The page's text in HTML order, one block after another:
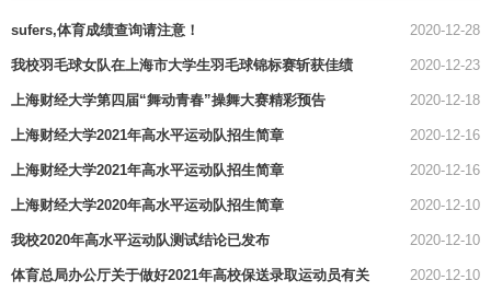
sufers,体育成绩查询请注意！ 2020-12-28
我校羽毛球女队在上海市大学生羽毛球锦标赛斩获佳绩 2020-12-23
上海财经大学第四届“舞动青春”操舞大赛精彩预告 2020-12-18
上海财经大学2021年高水平运动队招生简章 2020-12-16
上海财经大学2021年高水平运动队招生简章 2020-12-16
上海财经大学2020年高水平运动队招生简章 2020-12-10
我校2020年高水平运动队测试结论已发布 2020-12-10
体育总局办公厅关于做好2021年高校保送录取运动员有关
2020-12-10